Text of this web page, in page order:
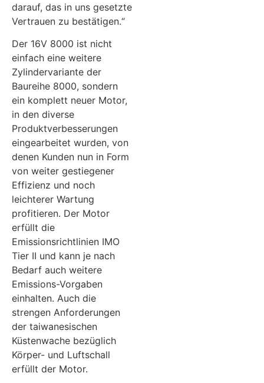
darauf, das in uns gesetzte
Vertrauen zu bestätigen.“
Der 16V 8000 ist nicht
einfach eine weitere
Zylindervariante der
Baureihe 8000, sondern
ein komplett neuer Motor,
in den diverse
Produktverbesserungen
eingearbeitet wurden, von
denen Kunden nun in Form
von weiter gestiegener
Effizienz und noch
leichterer Wartung
profitieren. Der Motor
erfüllt die
Emissionsrichtlinien IMO
Tier II und kann je nach
Bedarf auch weitere
Emissions-Vorgaben
einhalten. Auch die
strengen Anforderungen
der taiwanesischen
Küstenwache bezüglich
Körper- und Luftschall
erfüllt der Motor.